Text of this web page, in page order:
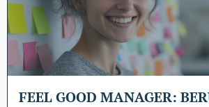
FEEL GOOD MANAGER: